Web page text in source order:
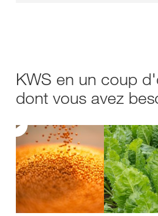
KWS en un coup
dont vous avez